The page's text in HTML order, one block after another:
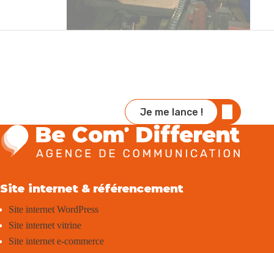
Je me lance !
Site internet & référencement
Site internet WordPress
Site internet vitrine
Site internet e-commerce